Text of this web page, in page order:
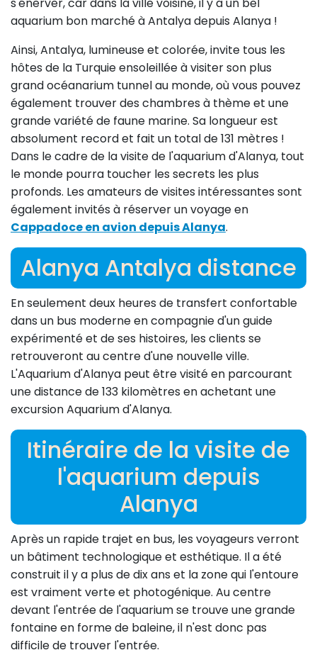
s'énerver, car dans la ville voisine, il y a un bel
aquarium bon marché à Antalya depuis Alanya !
Ainsi, Antalya, lumineuse et colorée, invite tous les
hôtes de la Turquie ensoleillée à visiter son plus
grand océanarium tunnel au monde, où vous pouvez
également trouver des chambres à thème et une
grande variété de faune marine. Sa longueur est
absolument record et fait un total de 131 mètres !
Dans le cadre de la visite de l'aquarium d'Alanya, tout
le monde pourra toucher les secrets les plus
profonds. Les amateurs de visites intéressantes sont
également invités à réserver un voyage en
Cappadoce en avion depuis Alanya.
Alanya Antalya distance
En seulement deux heures de transfert confortable
dans un bus moderne en compagnie d'un guide
expérimenté et de ses histoires, les clients se
retrouveront au centre d'une nouvelle ville.
L'Aquarium d'Alanya peut être visité en parcourant
une distance de 133 kilomètres en achetant une
excursion Aquarium d'Alanya.
Itinéraire de la visite de
l'aquarium depuis
Alanya
Après un rapide trajet en bus, les voyageurs verront
un bâtiment technologique et esthétique. Il a été
construit il y a plus de dix ans et la zone qui l'entoure
est vraiment verte et photogénique. Au centre
devant l'entrée de l'aquarium se trouve une grande
fontaine en forme de baleine, il n'est donc pas
difficile de trouver l'entrée.